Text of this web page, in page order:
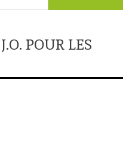
POUR LES